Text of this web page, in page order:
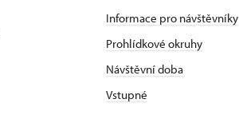
Informace pro návštěvníky
Prohlídkové okruhy
Návštěvní doba
Vstupné